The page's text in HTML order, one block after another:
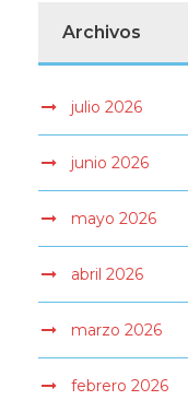
Archivos
julio 2026
junio 2026
mayo 2026
abril 2026
marzo 2026
febrero 2026